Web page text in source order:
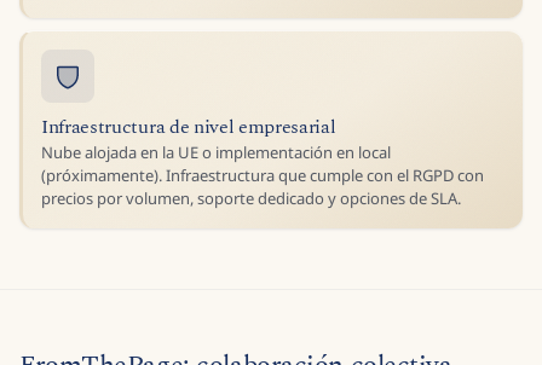
Infraestructura de nivel empresarial
Nube alojada en la UE o implementación en local
(próximamente). Infraestructura que cumple con el RGPD con
precios por volumen, soporte dedicado y opciones de SLA.